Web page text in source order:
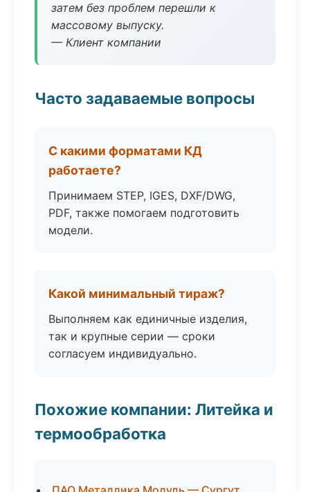
затем без проблем перешли к
массовому выпуску.
— Клиент компании
Часто задаваемые вопросы
С какими форматами КД
работаете?
Принимаем STEP, IGES, DXF/DWG,
PDF, также помогаем подготовить
модели.
Какой минимальный тираж?
Выполняем как единичные изделия,
так и крупные серии — сроки
согласуем индивидуально.
Похожие компании: Литейка и
термообработка